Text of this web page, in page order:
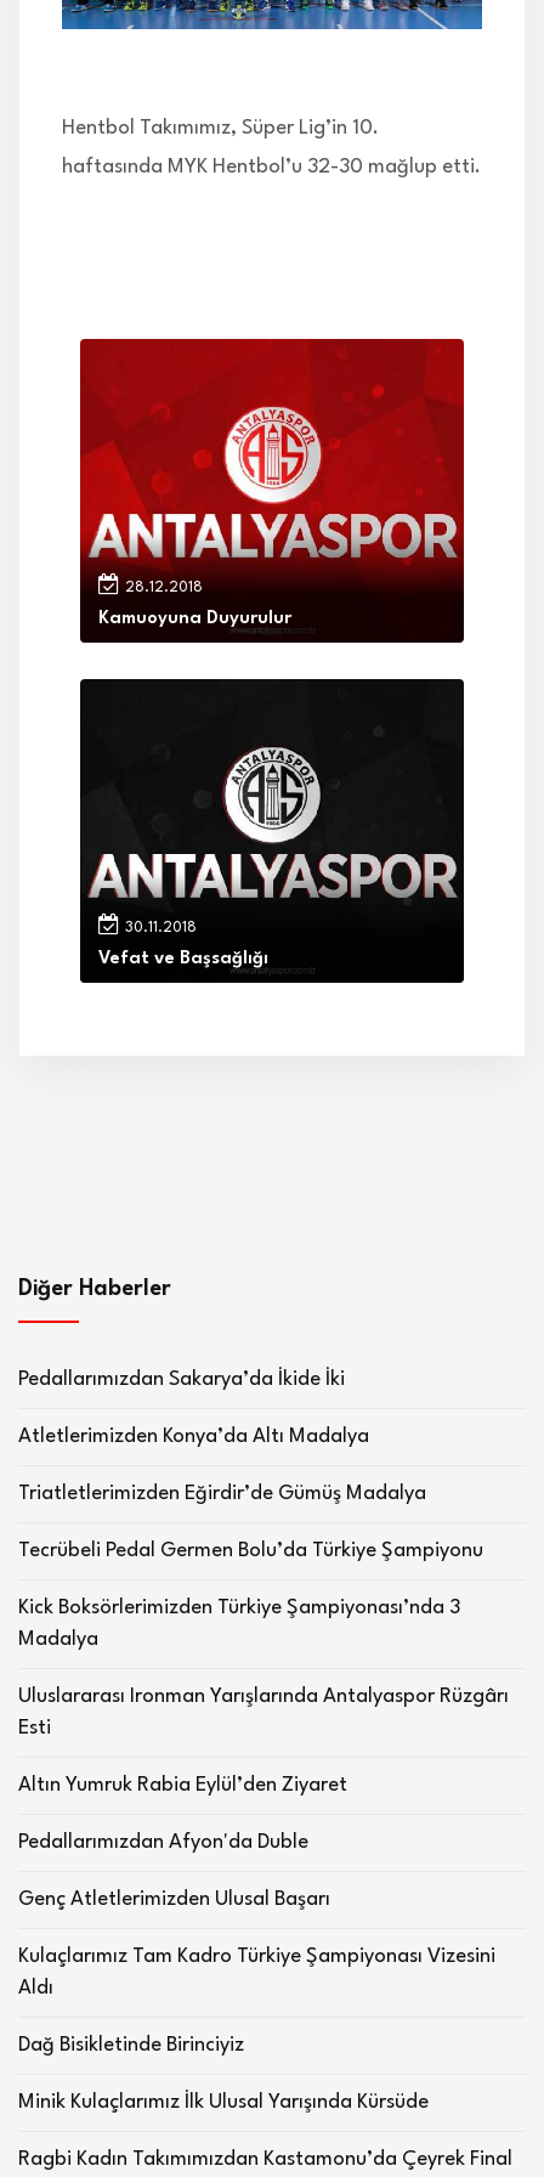
Hentbol Takımımız, Süper Lig’in 10.
haftasında MYK Hentbol’u 32-30 mağlup etti.
28.12.2018
Kamuoyuna Duyurulur
30.11.2018
Vefat ve Başsağlığı
Diğer Haberler
Pedallarımızdan Sakarya’da İkide İki
Atletlerimizden Konya’da Altı Madalya
Triatletlerimizden Eğirdir’de Gümüş Madalya
Tecrübeli Pedal Germen Bolu’da Türkiye Şampiyonu
Kick Boksörlerimizden Türkiye Şampiyonası’nda 3
Madalya
Uluslararası Ironman Yarışlarında Antalyaspor Rüzgârı
Esti
Altın Yumruk Rabia Eylül’den Ziyaret
Pedallarımızdan Afyon'da Duble
Genç Atletlerimizden Ulusal Başarı
Kulaçlarımız Tam Kadro Türkiye Şampiyonası Vizesini
Aldı
Dağ Bisikletinde Birinciyiz
Minik Kulaçlarımız İlk Ulusal Yarışında Kürsüde
Ragbi Kadın Takımımızdan Kastamonu’da Çeyrek Final